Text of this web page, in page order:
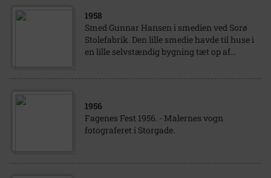
1958
Smed Gunnar Hansen i smedien ved Sorø
Stolefabrik. Den lille smedie havde til huse i
en lille selvstændig bygning tæt op af...
1956
Fagenes Fest 1956. - Malernes vogn
fotograferet i Storgade.